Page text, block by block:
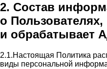
2. Состав
о
и обрабатывает
2.1.Настоящая Политика
виды персональной